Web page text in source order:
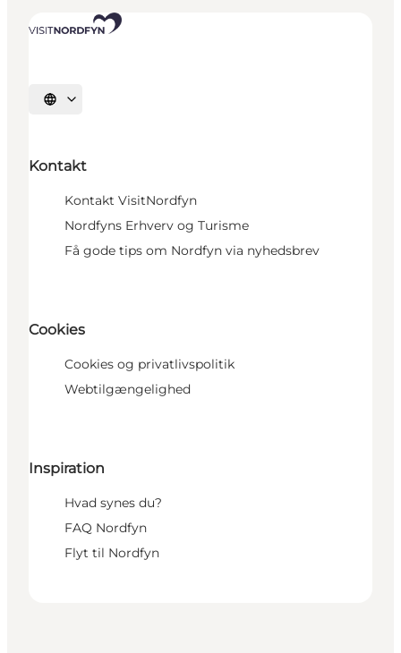
Vælg sprog
Kontakt
Kontakt VisitNordfyn
Nordfyns Erhverv og Turisme
Få gode tips om Nordfyn via nyhedsbrev
Cookies
Cookies og privatlivspolitik
Webtilgængelighed
Inspiration
Hvad synes du?
FAQ Nordfyn
Flyt til Nordfyn